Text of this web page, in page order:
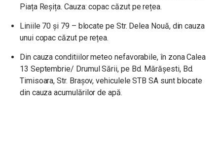
Piața Reșița. Cauza: copac căzut pe rețea.
Liniile 70 și 79 – blocate pe Str. Delea Nouă, din cauza
unui copac căzut pe rețea.
Din cauza conditiilor meteo nefavorabile, în zona Calea
13 Septembrie/ Drumul Sării, pe Bd. Mărășesti, Bd.
Timisoara, Str. Brașov, vehiculele STB SA sunt blocate
din cauza acumulărilor de apă.